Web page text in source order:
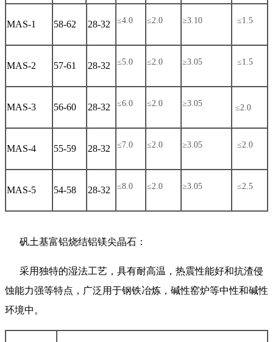
MAS-1 58-62 28-32 ≤4.0 ≤2.0 ≥3.10 ≤1.5
MAS-2 57-61 28-32 ≤5.0 ≤2.0 ≥3.05 ≤1.5
MAS-3 56-60 28-32 ≤6.0 ≤2.0 ≥3.05 ≤2.0
MAS-4 55-59 28-32 ≤7.0 ≤2.0 ≥3.05 ≤2.0
MAS-5 54-58 28-32 ≤8.0 ≤2.0 ≥3.05 ≤2.5
矾土基富铝烧结铝镁尖晶石：
采用独特的湿法工艺，具有耐高温，热震性能好和抗渣侵
蚀能力强等特点，广泛用于钢铁冶炼，碱性窑炉等中性和碱性
环境中。